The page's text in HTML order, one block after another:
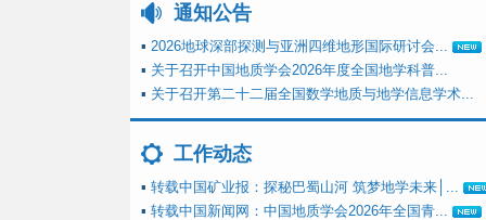
通知公告
▪ 2026地球深部探测与亚洲四维地形国际研讨会...
▪ 关于召开中国地质学会2026年度全国地学科普...
▪ 关于召开第二十二届全国数学地质与地学信息学术...
工作动态
▪ 转载中国矿业报：探秘巴蜀山河 筑梦地学未来│...
▪ 转载中国新闻网：中国地质学会2026年全国青...